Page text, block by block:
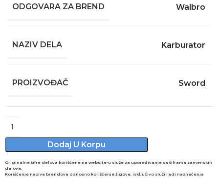
ODGOVARA ZA BREND Walbro
NAZIV DELA Karburator
PROIZVOĐAČ Sword
Dodaj U Korpu
Alternative:
Originalne šifre delova korišćene na website-u služe za upoređivanje sa šiframa zamenskih
delova.
Korišćenje naziva brendova odnosno korišćenje žigova, isključivo služi radi naznačenja